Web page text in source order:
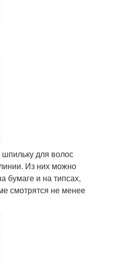
шпильку для волос
Из них можно
бумаге и на типсах,
смотрятся не менее